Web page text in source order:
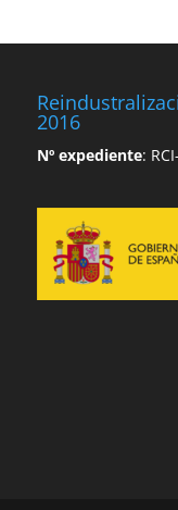
2016
Nº expediente: